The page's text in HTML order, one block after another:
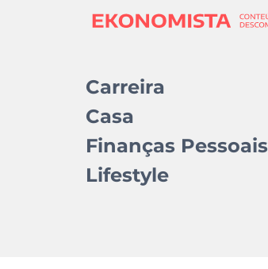
Carreira
Casa
Finanças Pessoais
Lifestyle